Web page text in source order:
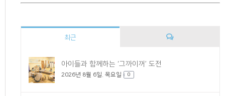
최근
아이들과 함께하는 ‘그까이꺼’ 도전
2026년 8월 6일. 목요일 0